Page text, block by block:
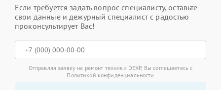
Если требуется задать вопрос специалисту, оставьте
свои данные и дежурный специалист с радостью
проконсультирует Вас!
Отправляя заявку на ремонт техники DEXP, Вы соглашаетесь с
Политикой конфиденциальности